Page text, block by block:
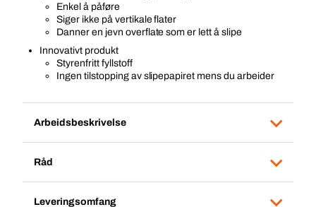
Enkel å påføre
Siger ikke på vertikale flater
Danner en jevn overflate som er lett å slipe
Innovativt produkt
Styrenfritt fyllstoff
Ingen tilstopping av slipepapiret mens du arbeider
Arbeidsbeskrivelse
Råd
Leveringsomfang